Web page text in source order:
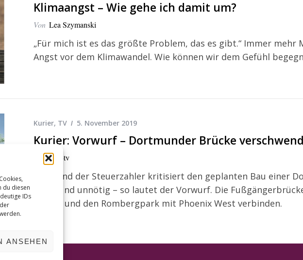
du diesen
IDs
ANSEHEN
Klimaangst – Wie gehe ich damit um?
Von Lea Szymanski
„Für mich ist es das größte Problem, das es gibt.“ Immer mehr
Angst vor dem Klimawandel. Wie können wir dem Gefühl
Kurier, TV 5. November 2019
Kurier: Vorwurf – Dortmunder Brücke
Von kurt-tv
Der Bund der Steuerzahler kritisiert den geplanten Bau einer
teuer und unnötig – so lautet der Vorwurf. Die
kosten und den Rombergpark mit Phoenix West verbinden.